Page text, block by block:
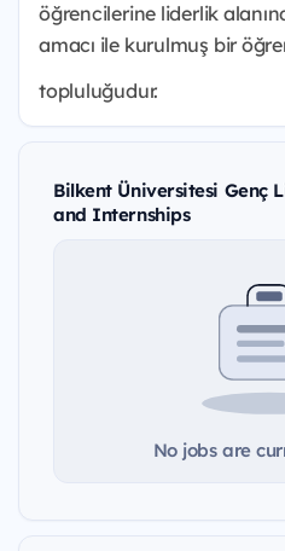
öğrencilerine liderlik
amacı ile kurulmuş bir
topluluğudur.
Bilkent Üniversitesi Genç
and Internships
No jobs are